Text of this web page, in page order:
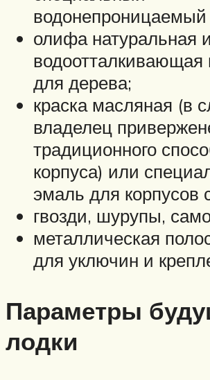
водонепроницаемый
олифа натуральная
водоотталкивающая
для дерева;
краска масляная (в
владелец
традиционного
корпуса) или
эмаль для корпусов
гвозди, шурупы,
металлическая
для уключин и
Параметры
лодки